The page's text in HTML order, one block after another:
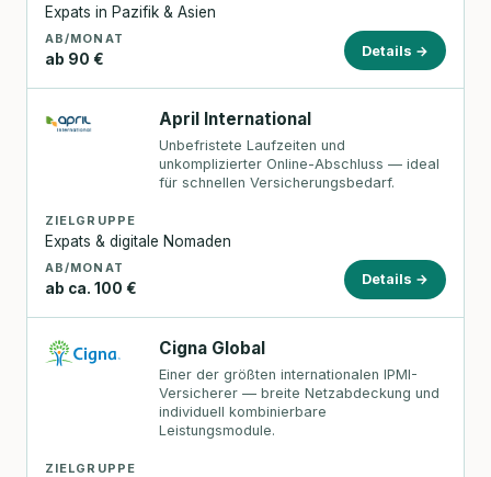
Expats in Pazifik & Asien
AB/MONAT
ab 90 €
Details →
April International
Unbefristete Laufzeiten und
unkomplizierter Online-Abschluss — ideal
für schnellen Versicherungsbedarf.
ZIELGRUPPE
Expats & digitale Nomaden
AB/MONAT
ab ca. 100 €
Details →
Cigna Global
Einer der größten internationalen IPMI-
Versicherer — breite Netzabdeckung und
individuell kombinierbare
Leistungsmodule.
ZIELGRUPPE